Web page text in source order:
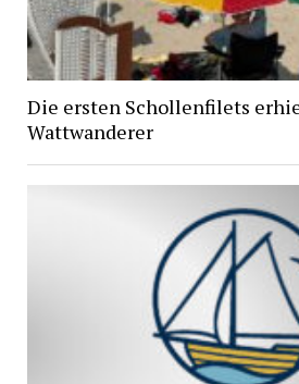
Die ersten Schollenfilets
Wattwanderer